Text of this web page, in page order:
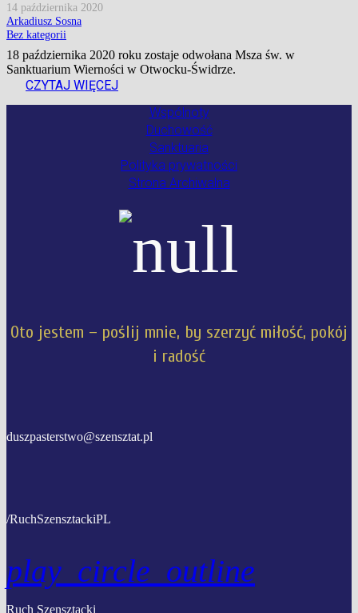
14 października 2020
Arkadiusz Sosna
Bez kategorii
18 października 2020 roku zostaje odwołana Msza św. w
Sanktuarium Wierności w Otwocku-Świdrze.
CZYTAJ WIĘCEJ
Wspólnoty
Duchowość
Sanktuaria
Polityka prywatności
Strona Archiwalna
Oto jestem – poślij mnie, by szerzyć miłość, pokój
i radość
duszpasterstwo@szensztat.pl
/RuchSzensztackiPL
play_circle_outline
Ruch Szensztacki